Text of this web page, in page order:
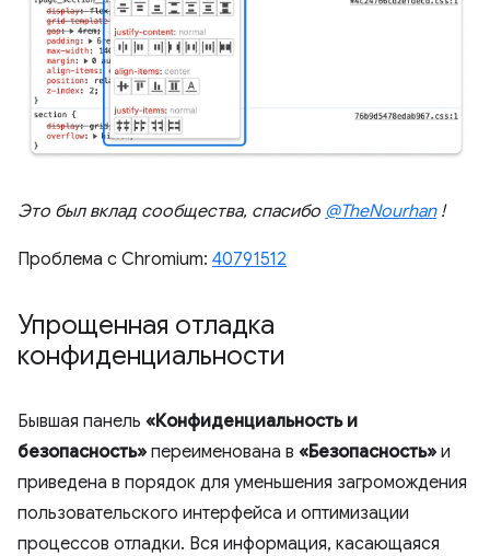
Это был вклад сообщества, спасибо @TheNourhan!
Проблема с Chromium: 40791512
Упрощенная отладка
конфиденциальности
Бывшая панель «Конфиденциальность и
безопасность» переименована в «Безопасность» и
приведена в порядок для уменьшения загромождения
пользовательского интерфейса и оптимизации
процессов отладки. Вся информация, касающаяся